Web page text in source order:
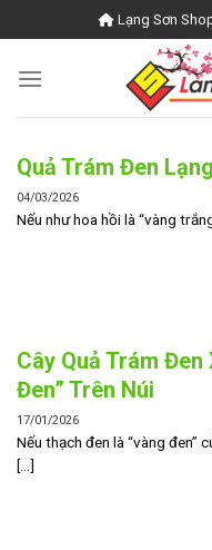
to
content
Lạng Sơn
Quả Trám Đen
04/03/2026
Nếu như hoa hồi là “vàng
Cây Quả Trám
Đen” Trên Núi
17/01/2026
Nếu thạch đen là “vàng đen”
[...]